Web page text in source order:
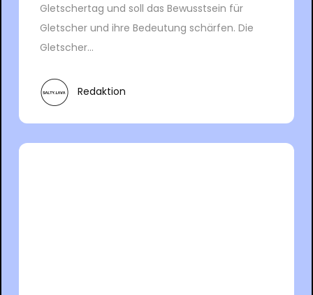
Gletschertag und soll das Bewusstsein für
Gletscher und ihre Bedeutung schärfen. Die
Gletscher...
Redaktion